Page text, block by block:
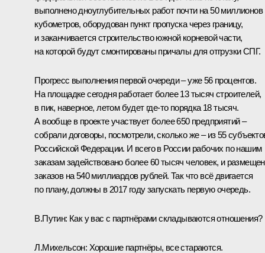
выполнено дноуглубительных работ почти на 50 миллионов
кубометров, оборудован пункт пропуска через границу,
и заканчивается строительство южной корневой части,
на которой будут смонтированы причалы для отгрузки СПГ.
Прогресс выполнения первой очереди – уже 56 процентов.
На площадке сегодня работает более 13 тысяч строителей,
в пик, наверное, летом будет где‑то порядка 18 тысяч.
А вообще в проекте участвует более 650 предприятий –
собрали договоры, посмотрели, сколько же – из 55
Российской Федерации. И всего в России рабочих по нашим
заказам задействовано более 60 тысяч человек, и
заказов на 540 миллиардов рублей. Так что всё двигается
по плану, должны в 2017 году запускать первую очередь.
В.Путин: Как у вас с партнёрами складываются отношения?
Л.Михельсон: Хорошие партнёры, все стараются.